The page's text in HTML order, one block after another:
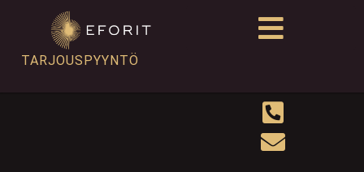
TARJOUSPYYNTÖ